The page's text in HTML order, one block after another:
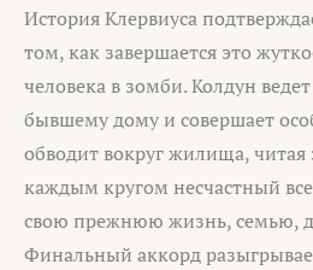
История Клервиуса
том, как завершается это
человека в зомби. Колдун
бывшему дому и совершает
обводит вокруг жилища, читая
каждым кругом несчастный
свою прежнюю жизнь, семью,
Финальный аккорд